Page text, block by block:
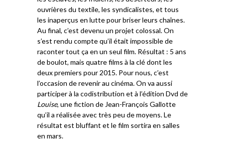
ouvrières du textile, les syndicalistes, et tous
les inaperçus en lutte pour briser leurs chaînes.
Au final, c’est devenu un projet colossal. On
s’est rendu compte qu’il était impossible de
raconter tout ça en un seul film. Résultat : 5 ans
de boulot, mais quatre films à la clé dont les
deux premiers pour 2015. Pour nous, c’est
l’occasion de revenir au cinéma. On va aussi
participer à la codistribution et à l’édition Dvd de
Louise, une fiction de Jean-François Gallotte
qu’il a réalisée avec très peu de moyens. Le
résultat est bluffant et le film sortira en salles
en mars.